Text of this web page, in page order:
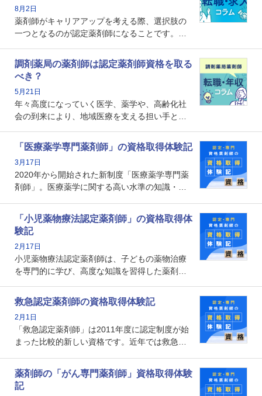
8月2日
薬剤師がキャリアアップを考える際、選択肢の
一つとなるのが認定薬剤師になることです。し
という声を聞いたことがあるかもしれません。
本記事では、認定薬剤師が「意味ない」といわ
れる理由や、取得するメリット、年収・キャリ
アへの影響を解説します。
調剤薬局の薬剤師は認定薬剤師資格を取る
べき？
5月21日
年々高度になっていく医学、薬学や、高齢化社
会の到来により、地域医療を支える担い手とし
で、重要度が増しているのが認定薬剤師という
資格です。認定薬剤師とはいったいどんな資格
なのでしょうか。それを取得するとどのような
メリットがあるのでしょうか。
「医療薬学専門薬剤師」の資格取得体験記
3月17日
2020年から開始された新制度「医療薬学専門薬
剤師」。医療薬学に関する高い水準の知識・技
剤師としての専門性を示す客観的な根拠の一つ
となります。取得要件は多岐に渡り、審査も複
数回ありますが、患者さんに対して一定の能力
の証明になる資格と言えます。
「小児薬物療法認定薬剤師」の資格取得体
験記
2月17日
小児薬物療法認定薬剤師は、子どもの薬物治療
を専門的に学び、高度な知識を習得した薬剤師
や、特有の疾患、心理状況を理解し、専門性を
深めることで、子どもとその保護者に寄り添え
る存在です。今回はそんな小児薬物療法認定薬
剤師の取得体験記をご紹介します。
救急認定薬剤師の資格取得体験記
2月1日
「救急認定薬剤師」は2011年度に認定制度が始
まった比較的新しい資格です。近年では救急病
とから、救急認定薬剤師を目指す病院薬剤師も
増えているのではないでしょうか。今回はそん
な救急認定薬剤師の取得体験記をご紹介しま
薬剤師の「がん専門薬剤師」資格取得体験
記